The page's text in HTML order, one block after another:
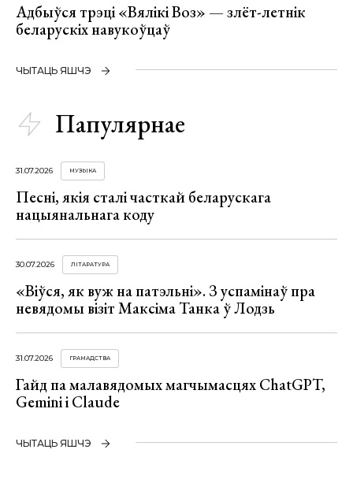
Адбыўся трэці «Вялікі Воз» — злёт-летнік
беларускіх навукоўцаў
ЧЫТАЦЬ ЯШЧЭ
Папулярнае
31.07.2026 МУЗЫКА
Песні, якія сталі часткай беларускага
нацыянальнага коду
30.07.2026 ЛІТАРАТУРА
«Віўся, як вуж на патэльні». З успамінаў пра
невядомы візіт Максіма Танка ў Лодзь
31.07.2026 ГРАМАДСТВА
Гайд па малавядомых магчымасцях ChatGPT,
Gemini і Claude
ЧЫТАЦЬ ЯШЧЭ